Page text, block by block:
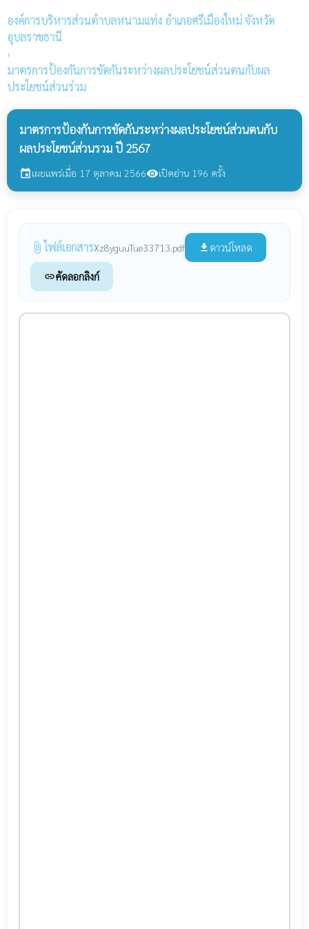
องค์การบริหารส่วนตำบลหนามแท่ง อำเภอศรีเมืองใหม่ จังหวัด
อุบลราชธานี
›
มาตรการป้องกันการขัดกันระหว่างผลประโยชน์ส่วนตนกับผล
ประโยชน์ส่วนร่วม
มาตรการป้องกันการขัดกันระหว่างผลประโยชน์ส่วนตนกับ
ผลประโยชน์ส่วนรวม ปี 2567
eventเผยแพร่เมื่อ 17 ตุลาคม 2566visibilityเปิดอ่าน 196 ครั้ง
attach_file ไฟล์เอกสารXz8yguuTue33713.pdf file_download ดาวน์โหลด
linkคัดลอกลิงก์